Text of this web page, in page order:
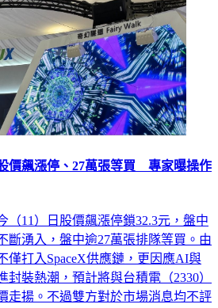
價飆漲停、27萬張等買 專家曝操作
（11）日股價飆漲停鎖32.3元，盤中
斷湧入，盤中逾27萬張排隊等買。由
僅打入SpaceX供應鏈，更因應AI與
封裝熱潮，預計將與台積電（2330）
走揚。不過雙方對於市場消息均不評